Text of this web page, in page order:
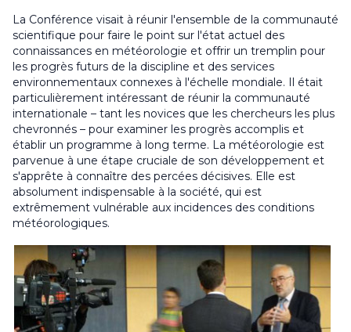
La Conférence visait à réunir l'ensemble de la communauté
scientifique pour faire le point sur l'état actuel des
connaissances en météorologie et offrir un tremplin pour
les progrès futurs de la discipline et des services
environnementaux connexes à l'échelle mondiale. Il était
particulièrement intéressant de réunir la communauté
internationale – tant les novices que les chercheurs les plus
chevronnés – pour examiner les progrès accomplis et
établir un programme à long terme. La météorologie est
parvenue à une étape cruciale de son développement et
s'apprête à connaître des percées décisives. Elle est
absolument indispensable à la société, qui est
extrêmement vulnérable aux incidences des conditions
météorologiques.